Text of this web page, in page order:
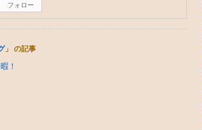
フォロー
」 の記事
！